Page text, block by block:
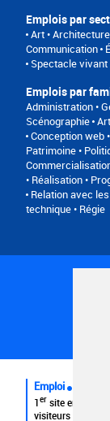
Emplois par
Art •
Communication
Spectacle vivant
Emplois par
Administration •
Scénographie
Conception web
Patrimoine •
• Réalisation •
Relation avec
technique • Régie
Emploi
1er site emploi
visiteurs